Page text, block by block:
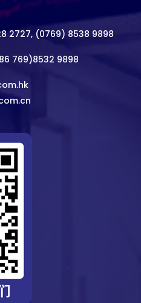
2727, (0769) 8538 9898
769)8532 9898